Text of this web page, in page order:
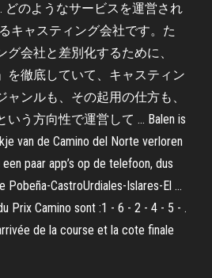
どのようなサービスを運営され
キャスティング会社です。た
会社と差別化するために、
を徹底していて、キャスティン
ンルも、その起用の仕方も、
いう方向性で運営して … Balen is
van de Camino del Norte verloren
paar app’s op de telefoon, dus
Pobeña-CastroUrdiales-Islares-El …
Prix Camino sont :1 - 6 - 2 - 4 - 5 - .
de la course et la cote finale